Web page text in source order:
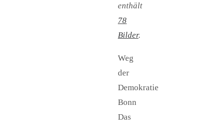
enthält
78
Bilder.
Weg
der
Demokratie
Bonn
Das